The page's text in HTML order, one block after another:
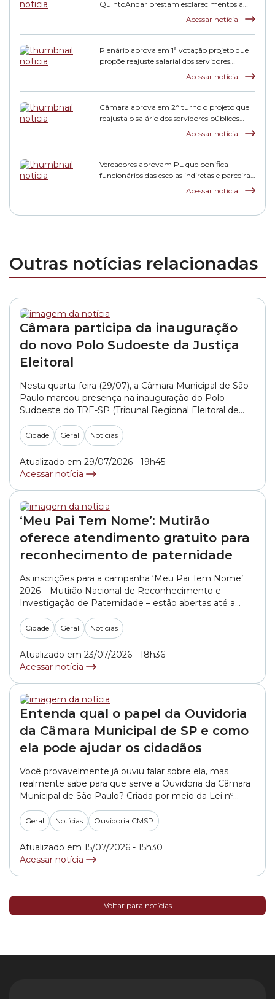
QuintoAndar prestam esclarecimentos à
Acessar notícia
Plenário aprova em 1ª votação projeto que
propõe reajuste salarial dos servidores
Acessar notícia
Câmara aprova em 2° turno o projeto que
reajusta o salário dos servidores públicos
Acessar notícia
Vereadores aprovam PL que bonifica
funcionários das escolas indiretas e parceiras
Acessar notícia
Outras notícias relacionadas
Câmara participa da inauguração
do novo Polo Sudoeste da Justiça
Eleitoral
Nesta quarta-feira (29/07), a Câmara Municipal de São
Paulo marcou presença na inauguração do Polo
Sudoeste do TRE-SP (Tribunal Regional Eleitoral de
São Paulo). O Legislativo paulistano foi representado
pelo vereador Thammy Miranda (PSD). Localizado no
Butantã, o novo polo unifica cinco cartórios eleitorais
que atendem mais de 819 mil eleitores das regiões do
Jardim... »
Cidade Geral Notícias
Atualizado em 29/07/2026 - 19h45
Acessar notícia
‘Meu Pai Tem Nome’: Mutirão
oferece atendimento gratuito para
reconhecimento de paternidade
As inscrições para a campanha ‘Meu Pai Tem Nome’
2026 – Mutirão Nacional de Reconhecimento e
Investigação de Paternidade – estão abertas até a
próxima quinta-feira (30/07). Realizado pelo Condege
(Conselho Nacional das Defensoras e Defensores
Públicos-Gerais) em parceria com as Defensorias
Públicas de todo o país, a ação oferece atendimento
Cidade Geral Notícias
Atualizado em 23/07/2026 - 18h36
Acessar notícia
Entenda qual o papel da Ouvidoria
da Câmara Municipal de SP e como
ela pode ajudar os cidadãos
Você provavelmente já ouviu falar sobre ela, mas
realmente sabe para que serve a Ouvidoria da Câmara
Municipal de São Paulo? Criada por meio da Lei nº
15.507, de 15 de dezembro de 2011, a Ouvidoria é um
canal de comunicação entre o cidadão e a Câmara
Geral Notícias Ouvidoria CMSP
Atualizado em 15/07/2026 - 15h30
Acessar notícia
Voltar para notícias